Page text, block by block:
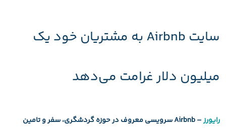
سایت Airbnb به مشتریان خود یک
میلیون دلار غرامت می‌دهد
رایورز
– Airbnb سرویسی معروف در حوزه گردشگری، سفر و تامین